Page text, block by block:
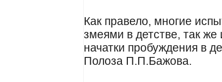
Как правело, многие
змеями в детстве, так
начатки пробуждения в
Полоза П.П.Бажова.